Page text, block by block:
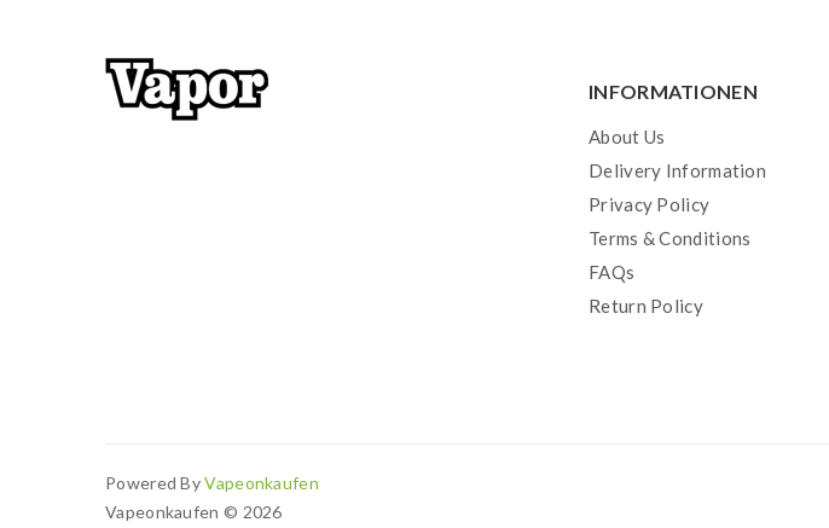
INFORMATIONEN
About Us
Delivery Information
Privacy Policy
Terms & Conditions
FAQs
Return Policy
Powered ByVapeonkaufen
Vapeonkaufen © 2026